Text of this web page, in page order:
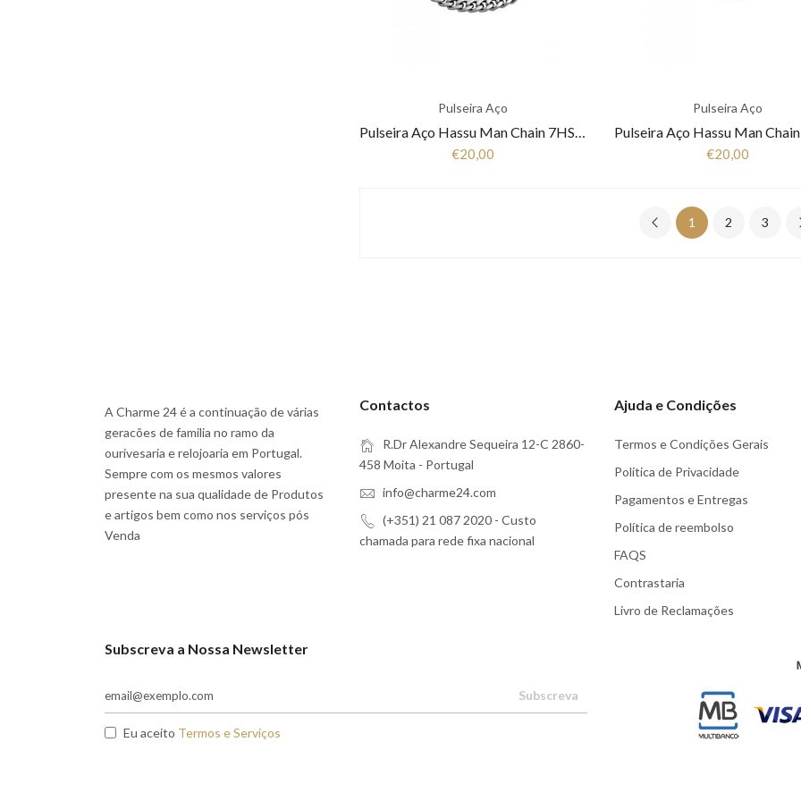
Pulseira Aço
Pulseira Aço Hassu Man Chain 7HSS1200644P
€20,00
Pulseira Aço
€20,00
1 2 3
A Charme 24 é a continuação de várias
geracões de familia no ramo da
ourivesaria e relojoaria em Portugal.
Sempre com os mesmos valores
presente na sua qualidade de Produtos
e artigos bem como nos serviços pós
Venda
Contactos
R.Dr Alexandre Sequeira 12-C 2860-
458 Moita - Portugal
info@charme24.com
(+351) 21 087 2020 - Custo
chamada para rede fixa nacional
Ajuda e Condições
Termos e Condições Gerais
Politica de Privacidade
Pagamentos e Entregas
Política de reembolso
FAQS
Contrastaria
Livro de Reclamações
Subscreva a Nossa Newsletter
Subscreva
Eu aceito Termos e Serviços